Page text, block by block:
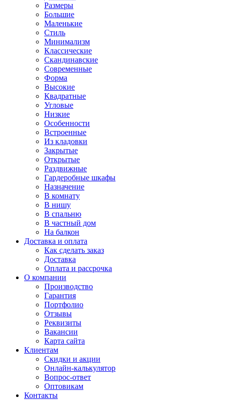
Размеры
Большие
Маленькие
Стиль
Минимализм
Классические
Скандинавские
Современные
Форма
Высокие
Квадратные
Угловые
Низкие
Особенности
Встроенные
Из кладовки
Закрытые
Открытые
Раздвижные
Гардеробные шкафы
Назначение
В комнату
В нишу
В спальню
В частный дом
На балкон
Доставка и оплата
Как сделать заказ
Доставка
Оплата и рассрочка
О компании
Производство
Гарантия
Портфолио
Отзывы
Реквизиты
Вакансии
Карта сайта
Клиентам
Скидки и акции
Онлайн-калькулятор
Вопрос-ответ
Оптовикам
Контакты